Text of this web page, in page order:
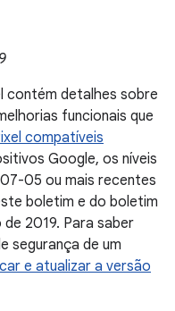
contém detalhes sobre
funcionais que
compatíveis
Google, os níveis
05 ou mais recentes
boletim e do boletim
2019. Para saber
segurança de um
e atualizar a versão